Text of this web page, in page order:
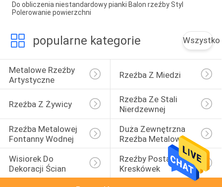
Do obliczenia niestandardowy pianki Balon rzeźby Styl
Polerowanie powierzchni
popularne kategorie Wszystko
Metalowe Rzeźby
Artystyczne
Rzeźba Z Miedzi
Rzeźba Z Żywicy
Rzeźba Ze Stali
Nierdzewnej
Rzeźba Metalowej
Fontanny Wodnej
Duża Zewnętrzna
Rzeźba Metalowa
Wisiorek Do
Dekoracji Ścian
Rzeźby Postaci Z
Kreskówek